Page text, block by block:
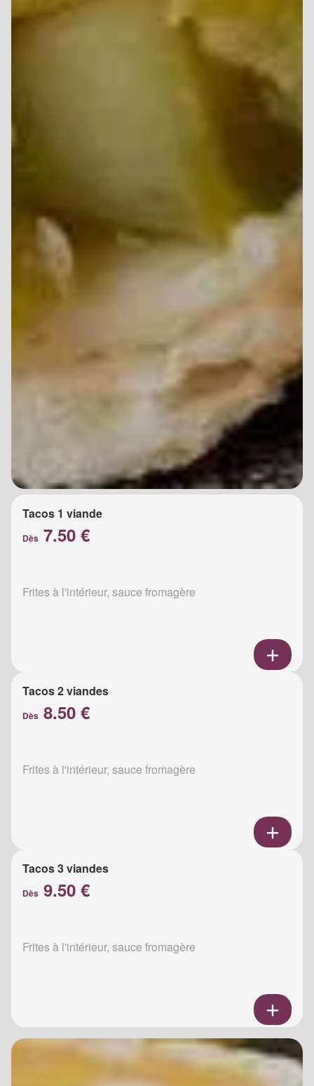
Tacos 1 viande
Dès 7.50 €
Frites à l'intérieur, sauce fromagère
Tacos 2 viandes
Dès 8.50 €
Frites à l'intérieur, sauce fromagère
Tacos 3 viandes
Dès 9.50 €
Frites à l'intérieur, sauce fromagère